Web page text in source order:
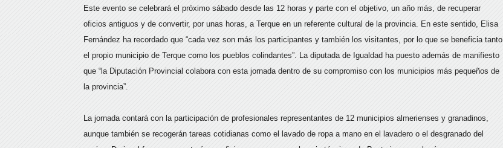
Este evento se celebrará el próximo sábado desde las 12 horas y parte con el objetivo, un año más, de recuperar
oficios antiguos y de convertir, por unas horas, a Terque en un referente cultural de la provincia. En este sentido, Elisa
Fernández ha recordado que “cada vez son más los participantes y también los visitantes, por lo que se beneficia tanto
el propio municipio de Terque como los pueblos colindantes”. La diputada de Igualdad ha puesto además de manifiesto
que “la Diputación Provincial colabora con esta jornada dentro de su compromiso con los municipios más pequeños de
la provincia”.
La jornada contará con la participación de profesionales representantes de 12 municipios almerienses y granadinos,
aunque también se recogerán tareas cotidianas como el lavado de ropa a mano en el lavadero o el desgranado del